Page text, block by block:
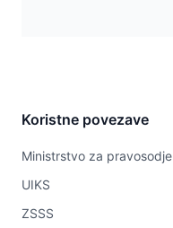
Koristne povezave
Ministrstvo za pravosodje
UIKS
ZSSS